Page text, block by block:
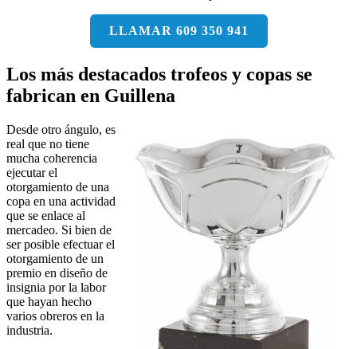
LLAMAR 609 350 941
Los más destacados trofeos y copas se
fabrican en Guillena
Desde otro ángulo, es
real que no tiene
mucha coherencia
ejecutar el
otorgamiento de una
copa en una actividad
que se enlace al
mercadeo. Si bien de
ser posible efectuar el
otorgamiento de un
premio en diseño de
insignia por la labor
que hayan hecho
varios obreros en la
industria.